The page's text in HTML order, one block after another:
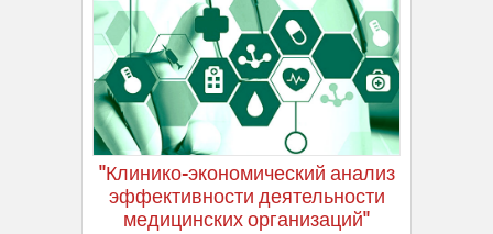
"Клинико-экономический анализ
эффективности деятельности
медицинских организаций"